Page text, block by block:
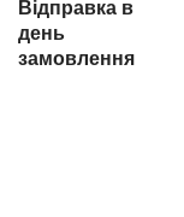
Відправка в
день
замовлення